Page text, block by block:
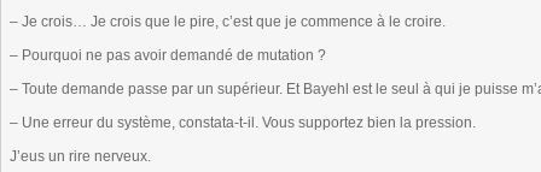
– Je crois… Je crois que le pire, c’est que je commence à le croire.
– Pourquoi ne pas avoir demandé de mutation ?
– Toute demande passe par un supérieur. Et Bayehl est le seul à qui je puisse
– Une erreur du système, constata-t-il. Vous supportez bien la pression.
J’eus un rire nerveux.